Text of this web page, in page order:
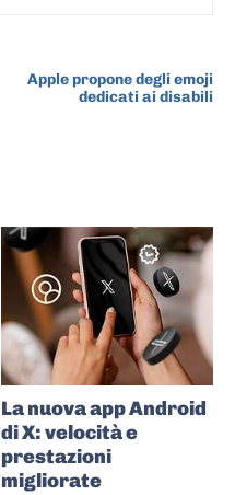
Apple propone degli emoji
dedicati ai disabili
La nuova app Android
di X: velocità e
prestazioni
migliorate